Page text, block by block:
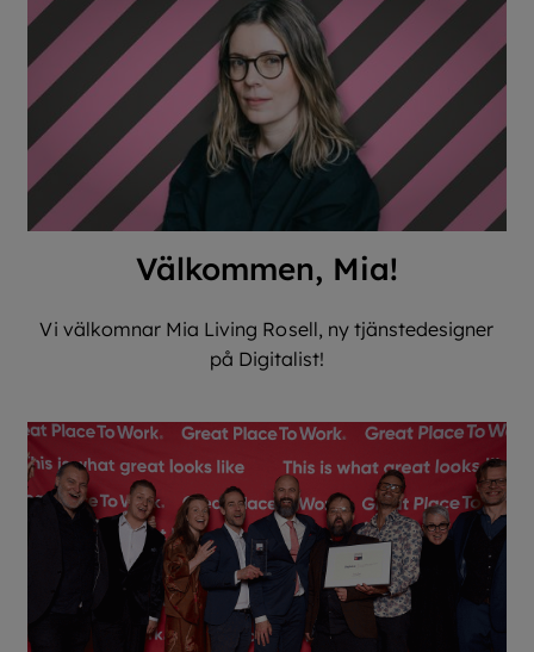
Välkommen, Mia!
Vi välkomnar Mia Living Rosell, ny tjänstedesigner
på Digitalist!